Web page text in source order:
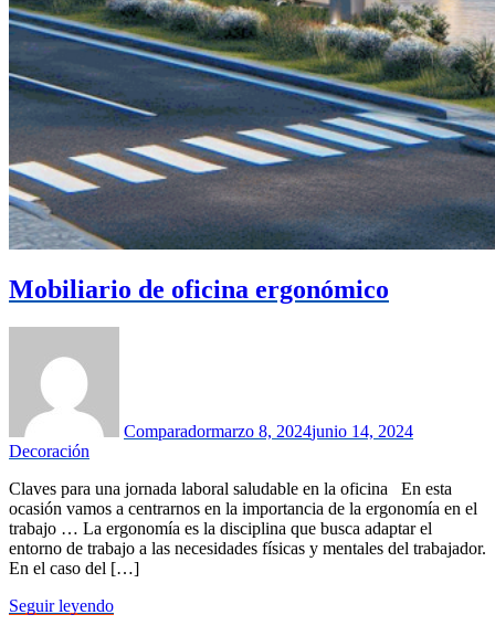
Mobiliario de oficina ergonómico
Comparadormarzo 8, 2024junio 14, 2024
Decoración
Claves para una jornada laboral saludable en la oficina En esta
ocasión vamos a centrarnos en la importancia de la ergonomía en el
trabajo … La ergonomía es la disciplina que busca adaptar el
entorno de trabajo a las necesidades físicas y mentales del trabajador.
En el caso del […]
Seguir leyendo